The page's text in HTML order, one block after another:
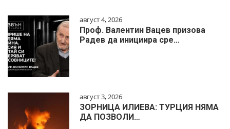
август 4, 2026
Проф. Валентин Вацев призова
Радев да инициира сре…
август 3, 2026
ЗОРНИЦА ИЛИЕВА: ТУРЦИЯ НЯМА
ДА ПОЗВОЛИ…